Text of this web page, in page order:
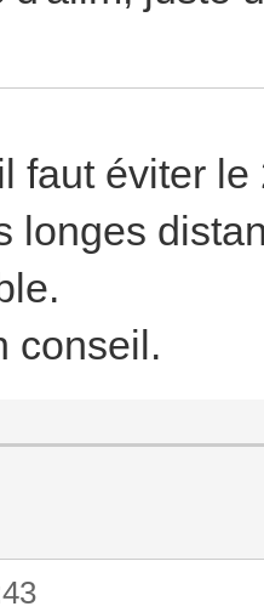
faut éviter
longes
conseil.